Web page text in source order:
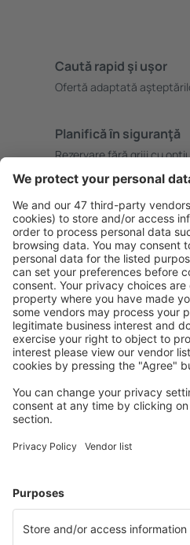
Caută rapid şi uşor
Ofertă adaptată
Planifică ȋn siguranţă
Rezervare fără griji cu
Economiseşte mai mult
Prețuri atractive și oferte
conectați.
Cazarea preferată
Alege din peste 1,3 mil. de
apartamente și altele.
Cele mai căutate
Hoteluri în Germania - Orașe
Hoteluri Westerhever
Hoteluri în Cuxhaven Hoteluri